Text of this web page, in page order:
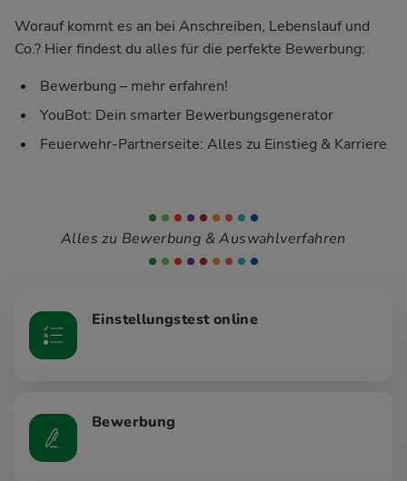
Worauf kommt es an bei Anschreiben, Lebenslauf und
Co.? Hier findest du alles für die perfekte Bewerbung:
Bewerbung – mehr erfahren!
YouBot: Dein smarter Bewerbungsgenerator
Feuerwehr-Partnerseite: Alles zu Einstieg & Karriere
Alles zu Bewerbung & Auswahlverfahren
Einstellungstest online
Bewerbung